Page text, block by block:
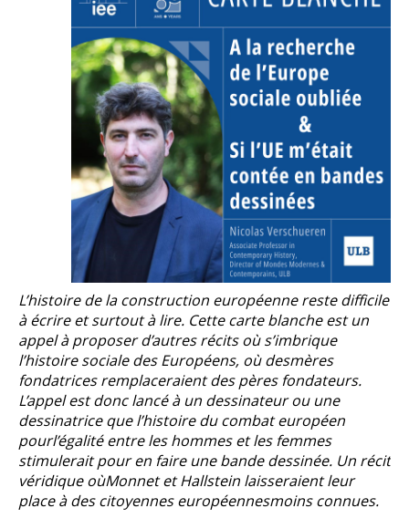
L’histoire de la construction européenne reste difficile
à écrire et surtout à lire. Cette carte blanche est un
appel à proposer d’autres récits où s’imbrique
l’histoire sociale des Européens, où desmères
fondatrices remplaceraient des pères fondateurs.
L’appel est donc lancé à un dessinateur ou une
dessinatrice que l’histoire du combat européen
pourl’égalité entre les hommes et les femmes
stimulerait pour en faire une bande dessinée. Un récit
véridique oùMonnet et Hallstein laisseraient leur
place à des citoyennes européennesmoins connues.